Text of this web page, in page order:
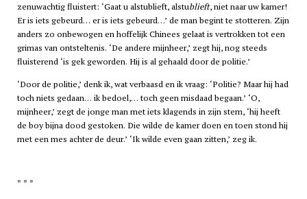
zenuwachtig fluistert: ‘Gaat u alstublieft, alstublieft, niet naar uw kamer!
Er is iets gebeurd… er is iets gebeurd…’ de man begint te stotteren. Zijn
anders zo onbewogen en hoffelijk Chinees gelaat is vertrokken tot een
grimas van ontsteltenis. ‘De andere mijnheer,’ zegt hij, nog steeds
fluisterend ‘is gek geworden. Hij is al gehaald door de politie.’
‘Door de politie,’ denk ik, wat verbaasd en ik vraag: ‘Politie? Maar hij had
toch niets gedaan… ik bedoel,… toch geen misdaad begaan.’ ‘O,
mijnheer,’ zegt de jonge man met iets klagends in zijn stem, ‘hij heeft
de boy bijna dood gestoken. Die wilde de kamer doen en toen stond hij
met een mes achter de deur.’ ‘Ik wilde even gaan zitten,’ zeg ik.
* * *